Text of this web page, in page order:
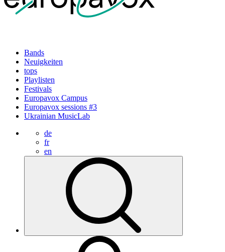
Bands
Neuigkeiten
tops
Playlisten
Festivals
Europavox Campus
Europavox sessions #3
Ukrainian MusicLab
de
fr
en